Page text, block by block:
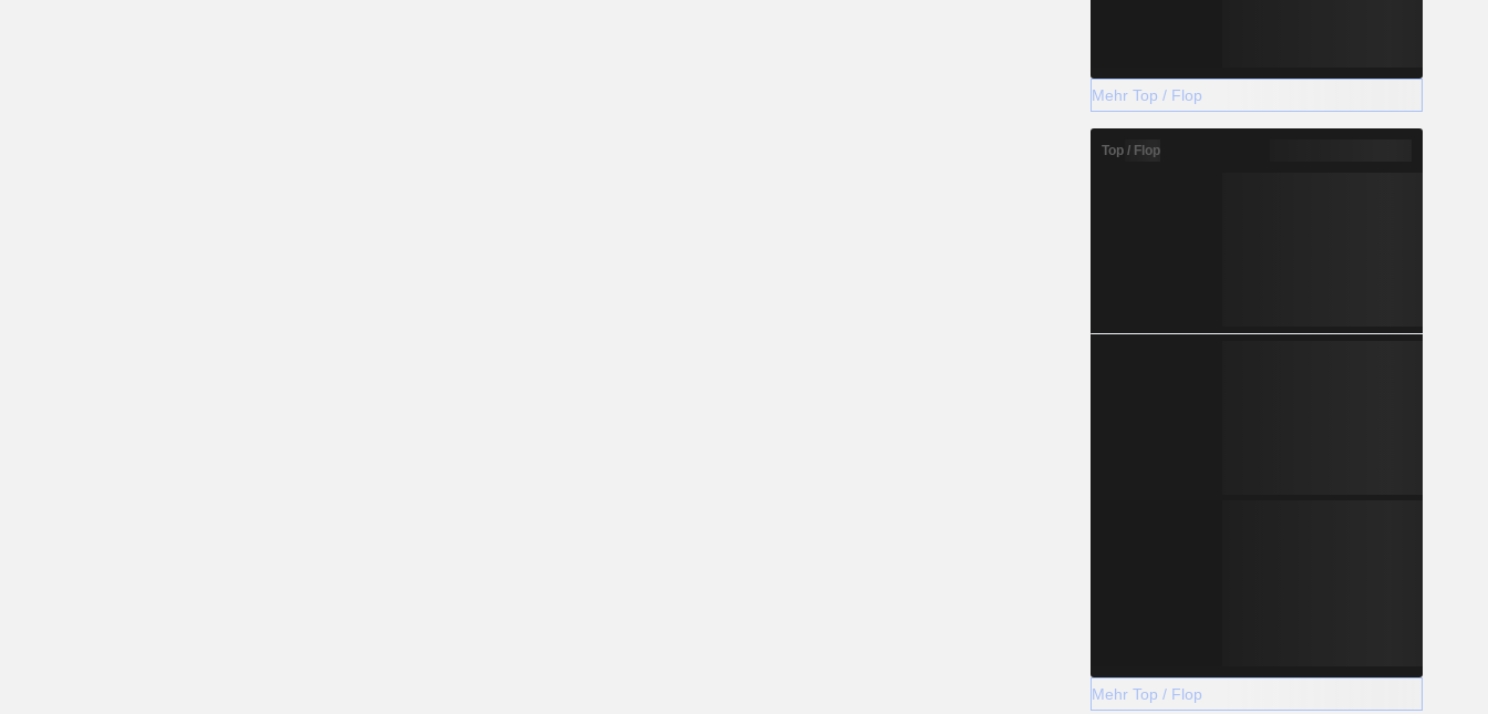
Mehr Top / Flop
Top / Flop
Mehr Top / Flop